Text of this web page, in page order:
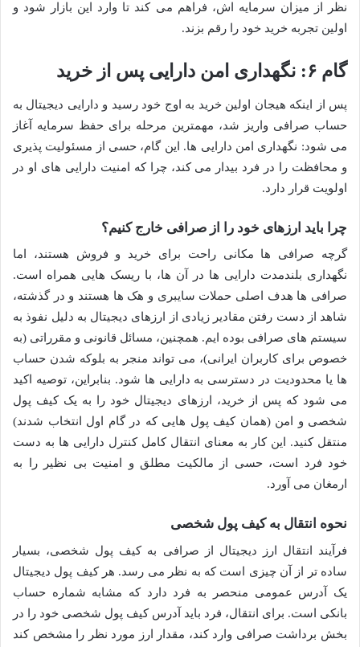
نظر از میزان سرمایه اش، فراهم می کند تا وارد این بازار شود و
اولین تجربه خرید خود را رقم بزند.
گام ۶: نگهداری امن دارایی پس از خرید
پس از اینکه هیجان اولین خرید به اوج خود رسید و دارایی دیجیتال به
حساب صرافی واریز شد، مهمترین مرحله برای حفظ سرمایه آغاز
می شود: نگهداری امن دارایی ها. این گام، حسی از مسئولیت پذیری
و محافظت را در فرد بیدار می کند، چرا که امنیت دارایی های او در
اولویت قرار دارد.
چرا باید ارزهای خود را از صرافی خارج کنیم؟
گرچه صرافی ها مکانی راحت برای خرید و فروش هستند، اما
نگهداری بلندمدت دارایی ها در آن ها، با ریسک هایی همراه است.
صرافی ها هدف اصلی حملات سایبری و هک ها هستند و در گذشته،
شاهد از دست رفتن مقادیر زیادی از ارزهای دیجیتال به دلیل نفوذ به
سیستم های صرافی بوده ایم. همچنین، مسائل قانونی و مقرراتی (به
خصوص برای کاربران ایرانی)، می تواند منجر به بلوکه شدن حساب
ها یا محدودیت در دسترسی به دارایی ها شود. بنابراین، توصیه اکید
می شود که پس از خرید، ارزهای دیجیتال خود را به یک کیف پول
شخصی و امن (همان کیف پول هایی که در گام اول انتخاب شدند)
منتقل کنید. این کار به معنای انتقال کامل کنترل دارایی ها به دست
خود فرد است، حسی از مالکیت مطلق و امنیت بی نظیر را به
ارمغان می آورد.
نحوه انتقال به کیف پول شخصی
فرآیند انتقال ارز دیجیتال از صرافی به کیف پول شخصی، بسیار
ساده تر از آن چیزی است که به نظر می رسد. هر کیف پول دیجیتال
یک آدرس عمومی منحصر به فرد دارد که مشابه شماره حساب
بانکی است. برای انتقال، فرد باید آدرس کیف پول شخصی خود را در
بخش برداشت صرافی وارد کند، مقدار ارز مورد نظر را مشخص کند